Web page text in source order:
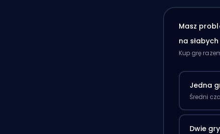
Masz
na
Kup grę
Jedna
Średni
Dwie gry